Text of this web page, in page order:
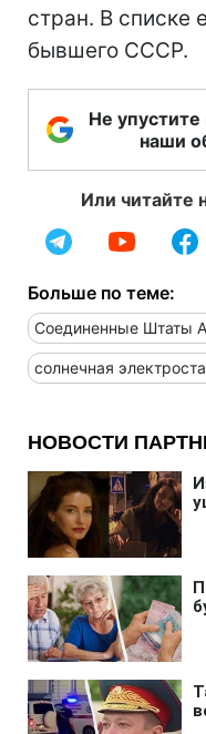
стран. В списке
бывшего СССР.
Не
наши
Или читайте
Больше по теме:
Соединенные Штаты
солнечная